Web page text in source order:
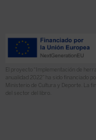
El proyecto “Implementación de
anualidad 2022” ha sido financiado
Ministerio de Cultura y Deporte. La
del sector del libro.